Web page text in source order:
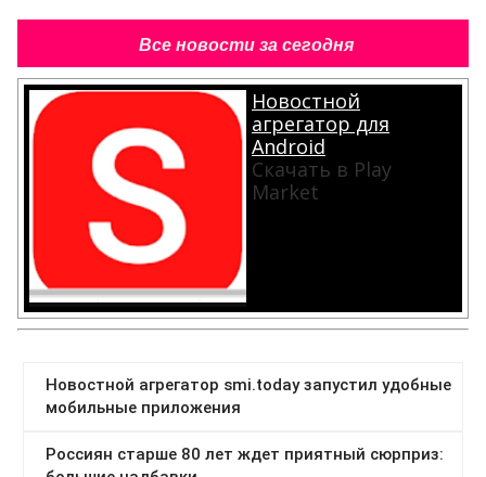
Все новости за сегодня
Новостной
агрегатор для
Android
Скачать в Play
Market